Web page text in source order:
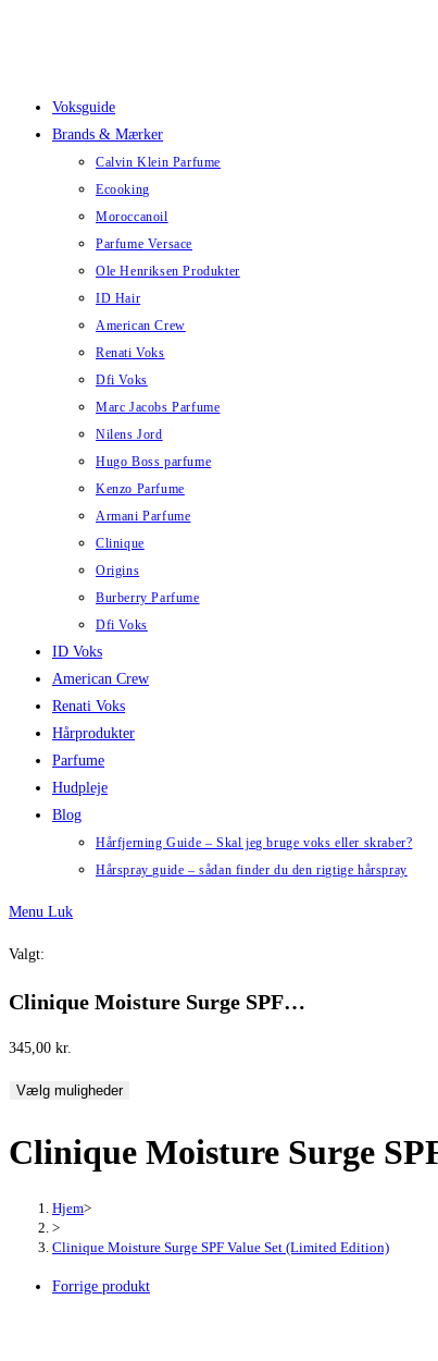
Voksguide
Brands & Mærker
Calvin Klein Parfume
Ecooking
Moroccanoil
Parfume Versace
Ole Henriksen Produkter
ID Hair
American Crew
Renati Voks
Dfi Voks
Marc Jacobs Parfume
Nilens Jord
Hugo Boss parfume
Kenzo Parfume
Armani Parfume
Clinique
Origins
Burberry Parfume
Dfi Voks
ID Voks
American Crew
Renati Voks
Hårprodukter
Parfume
Hudpleje
Blog
Hårfjerning Guide – Skal jeg bruge voks eller skraber?
Hårspray guide – sådan finder du den rigtige hårspray
Menu Luk
Valgt:
Clinique Moisture Surge SPF…
345,00 kr.
Vælg muligheder
Clinique Moisture Surge
Hjem>
>
Clinique Moisture Surge SPF Value Set (Limited Edition)
Forrige produkt